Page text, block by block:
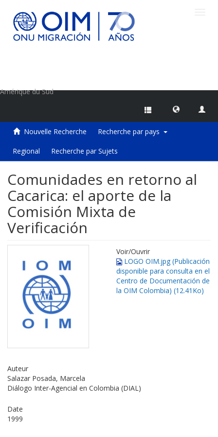
Amérique du Sud
Nouvelle Recherche Recherche par pays
Regional Recherche par Sujets
Comunidades en retorno al
Cacarica: el aporte de la
Comisión Mixta de
Verificación
Voir/Ouvrir
LOGO OIM.jpg (Publicación
disponible para consulta en el
Centro de Documentación de
la OIM Colombia) (12.41Ko)
Auteur
Salazar Posada, Marcela
Diálogo Inter-Agencial en Colombia (DIAL)
Date
1999